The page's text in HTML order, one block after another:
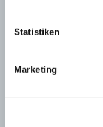
Statistiken
Marketing